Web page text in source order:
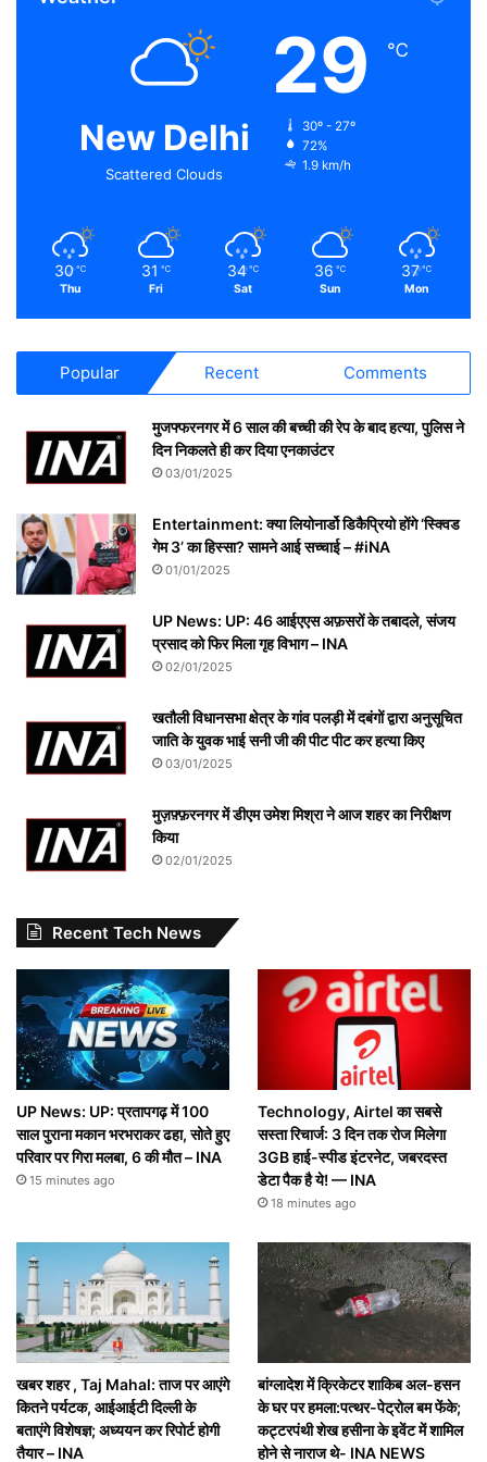
New Delhi
Scattered Clouds
29 ℃
30º - 27º
72%
1.9 km/h
30 ℃
Thu
31 ℃
Fri
34 ℃
Sat
36 ℃
Sun
37 ℃
Mon
Popular Recent Comments
मुजफ्फरनगर में 6 साल की बच्ची की रेप के बाद हत्या, पुलिस ने
दिन निकलते ही कर दिया एनकाउंटर
03/01/2025
Entertainment: क्या लियोनार्डो डिकैप्रियो होंगे ‘स्क्विड
गेम 3’ का हिस्सा? सामने आई सच्चाई – #iNA
01/01/2025
UP News: UP: 46 आईएएस अफ़सरों के तबादले, संजय
प्रसाद को फिर मिला गृह विभाग – INA
02/01/2025
खतौली विधानसभा क्षेत्र के गांव पलड़ी में दबंगों द्वारा अनुसूचित
जाति के युवक भाई सनी जी की पीट पीट कर हत्या किए
03/01/2025
मुज़फ़्फ़रनगर में डीएम उमेश मिश्रा ने आज शहर का निरीक्षण
किया
02/01/2025
Recent Tech News
UP News: UP: प्रतापगढ़ में 100
साल पुराना मकान भरभराकर ढहा, सोते हुए
परिवार पर गिरा मलबा, 6 की मौत – INA
15 minutes ago
Technology, Airtel का सबसे
सस्ता रिचार्ज: 3 दिन तक रोज मिलेगा
3GB हाई-स्पीड इंटरनेट, जबरदस्त
डेटा पैक है ये! — INA
18 minutes ago
खबर शहर , Taj Mahal: ताज पर आएंगे
कितने पर्यटक, आईआईटी दिल्ली के
बताएंगे विशेषज्ञ; अध्ययन कर रिपोर्ट होगी
तैयार – INA
बांग्लादेश में क्रिकेटर शाकिब अल-हसन
के घर पर हमला:पत्थर-पेट्रोल बम फेंके;
कट्टरपंथी शेख हसीना के इवेंट में शामिल
होने से नाराज थे- INA NEWS